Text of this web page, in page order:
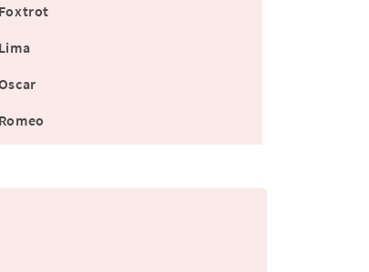
Foxtrot
Lima
Romeo